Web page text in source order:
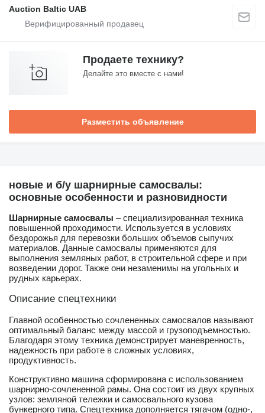
Auction Baltic UAB
Продаете технику?
Делайте это вместе с нами!
Разместить объявление
новые и б/у шарнирные самосвалы:
основные особенности и разновидности
Шарнирные самосвалы – специализированная техника
повышенной проходимости. Используется в условиях
бездорожья для перевозки больших объемов сыпучих
материалов. Данные самосвалы применяются для
выполнения земляных работ, в строительной сфере и при
возведении дорог. Также они незаменимы на угольных и
рудных карьерах.
Описание спецтехники
Главной особенностью сочлененных самосвалов называют
оптимальный баланс между массой и грузоподъемностью.
Благодаря этому техника демонстрирует маневренность,
надежность при работе в сложных условиях,
продуктивность.
Конструктивно машина сформирована с использованием
шарнирно-сочлененной рамы. Она состоит из двух крупных
узлов: земляной тележки и самосвального кузова
бункерного типа. Спецтехника дополняется тягачом (одно-,